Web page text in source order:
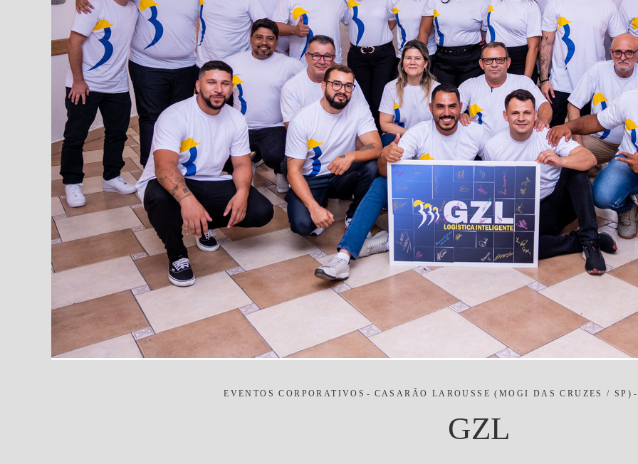
EVENTOS CORPORATIVOS CASARÃO LAROUSSE (MOGI DAS CRUZES / SP)
GZL